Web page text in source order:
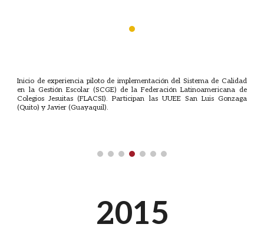
·
Inicio de experiencia piloto de implementación del Sistema de Calidad
en la Gestión Escolar (SCGE) de la Federación Latinoamericana de
Colegios Jesuitas (FLACSI). Participan las UUEE San Luis Gonzaga
(Quito) y Javier (Guayaquil).
2015